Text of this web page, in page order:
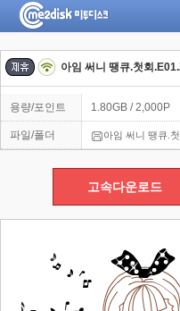
용량/포인트 1.80GB / 2,000P
파일/폴더 아임 써니 땡큐.
고속다운로드